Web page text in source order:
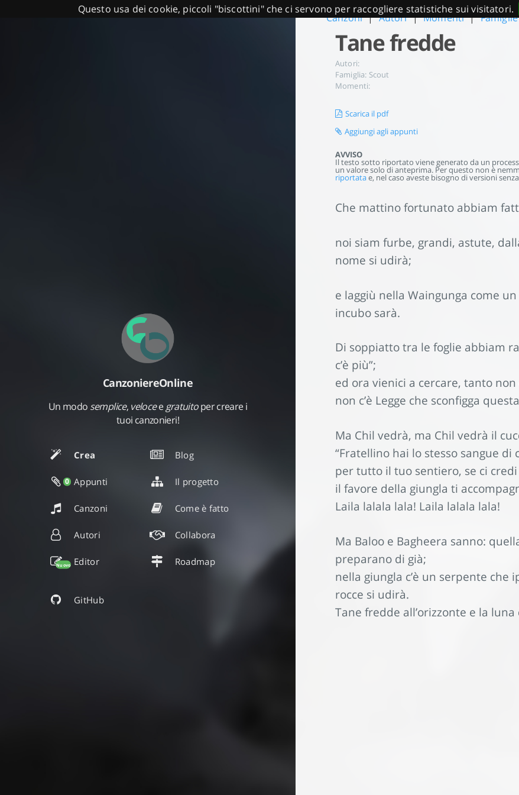
Questo usa dei cookie, piccoli "biscottini" che ci servono per raccogliere statistiche sui visitatori.
CanzoniereOnline
Un modo semplice, veloceegratuitoper creare i
tuoi canzonieri!
Crea
0 Appunti
Canzoni
Autori
Nuovo Editor
Blog
Il progetto
Come è fatto
Collabora
Roadmap
GitHub
Canzoni | Autori | Momenti | Famiglie
Tane fredde
Autori:
Famiglia: Scout
Momenti:
Scarica il pdf
Aggiungi agli appunti
AVVISO
Il testo sotto riportato viene generato da un
un valore solo di anteprima. Per questo non è
riportatae, nel caso aveste bisogno di versioni
Che mattino fortunato abbiam
noi siam furbe, grandi, astute,
nome si udirà;
e laggiù nella Waingunga come
incubo sarà.
Di soppiatto tra le foglie abbiam
c’è più”;
ed ora vienici a cercare, tanto
non c’è Legge che sconfigga
Ma Chil vedrà, ma Chil vedrà il
“Fratellino hai lo stesso sangue di
per tutto il tuo sentiero, se ci
il favore della giungla ti
Laila lalala lala! Laila lalala lala!
Ma Baloo e Bagheera sanno:
preparano di già;
nella giungla c’è un serpente che
rocce si udirà.
Tane fredde all’orizzonte e la